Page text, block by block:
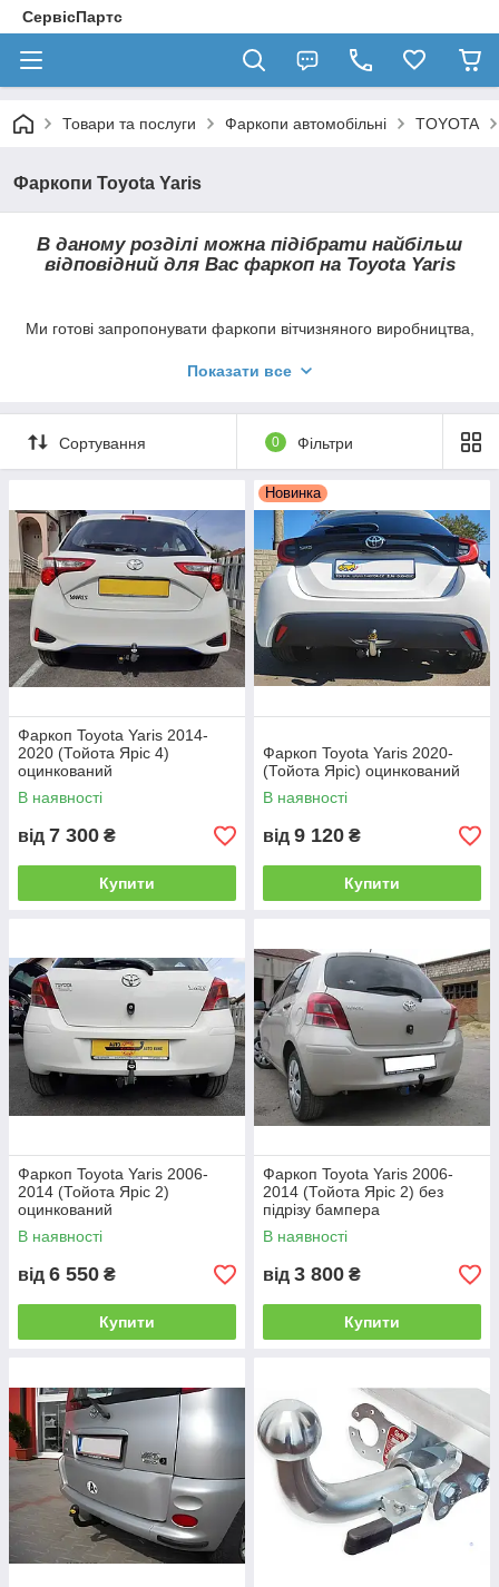
СервісПартс
Товари та послуги Фаркопи автомобільні TOYOTA
Фаркопи Toyota Yaris
В даному розділі можна підібрати найбільш
відповідний для Вас фаркоп наToyota Yaris
Ми готові запропонувати фаркопи вітчизняного виробництва,
Brink), Steinhof,Umbra Rimorchi
Всі причіпні пристрої у нашому магазині
мають знімні гаки, які кріпляться по-різному,
в залежності від типу фаркопа.
Найбільш популярні - це звичайні умовно-
знімні, де гак монтується на двох болтах.
Такі фаркопи мають доступну ціну і самі
високі технічні показники.
швидкознімним механізмом.
1.Горизонтальний автомат на ручці
Причіпні пристрої зі швидкознімним
Показати все
Сортування 0 Фільтри
Фаркоп Toyota Yaris 2014-
2020 (Тойота Яріс 4)
оцинкований
В наявності
від 7 300 ₴
Купити
Новинка
Фаркоп Toyota Yaris 2020-
(Тойота Яріс) оцинкований
В наявності
від 9 120 ₴
Купити
Фаркоп Toyota Yaris 2006-
2014 (Тойота Яріс 2)
оцинкований
В наявності
від 6 550 ₴
Купити
Фаркоп Toyota Yaris 2006-
2014 (Тойота Яріс 2) без
підрізу бампера
В наявності
від 3 800 ₴
Купити